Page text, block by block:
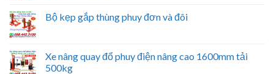
Bộ kẹp gắp thùng phuy đơn và đôi
Xe nâng quay đổ phuy điện nâng cao 1600mm tải
500kg